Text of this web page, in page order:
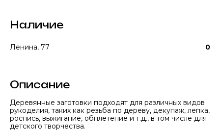
Наличие
Ленина, 77 0
Описание
Деревянные заготовки подходят для различных видов
рукоделия, таких как резьба по дереву, декупаж, лепка,
роспись, выжигание, обплетение и т.д., в том числе для
детского творчества.